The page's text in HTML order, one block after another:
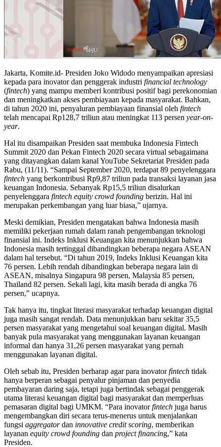
Jakarta, Komite.id- Presiden Joko Widodo menyampaikan apresiasi
kepada para inovator dan penggerak industri financial technology
(fintech) yang mampu memberi kontribusi positif bagi perekonomian
dan meningkatkan akses pembiayaan kepada masyarakat. Bahkan,
di tahun 2020 ini, penyaluran pembiayaan finansial oleh fintech
telah mencapai Rp128,7 triliun atau meningkat 113 persen year-on-
year.
Hal itu disampaikan Presiden saat membuka Indonesia Fintech
Summit 2020 dan Pekan Fintech 2020 secara virtual sebagaimana
yang ditayangkan dalam kanal YouTube Sekretariat Presiden pada
Rabu, (11/11). “Sampai September 2020, terdapat 89 penyelenggara
fintech yang berkontribusi Rp9,87 triliun pada transaksi layanan jasa
keuangan Indonesia. Sebanyak Rp15,5 triliun disalurkan
penyelenggara fintech equity crowd founding berizin. Hal ini
merupakan perkembangan yang luar biasa,” ujarnya.
Meski demikian, Presiden mengatakan bahwa Indonesia masih
memiliki pekerjaan rumah dalam ranah pengembangan teknologi
finansial ini. Indeks Inklusi Keuangan kita menunjukkan bahwa
Indonesia masih tertinggal dibandingkan beberapa negara ASEAN
dalam hal tersebut. “Di tahun 2019, Indeks Inklusi Keuangan kita
76 persen. Lebih rendah dibandingkan beberapa negara lain di
ASEAN, misalnya Singapura 98 persen, Malaysia 85 persen,
Thailand 82 persen. Sekali lagi, kita masih berada di angka 76
persen,” ucapnya.
Tak hanya itu, tingkat literasi masyarakat terhadap keuangan digital
juga masih sangat rendah. Data menunjukkan baru sekitar 35,5
persen masyarakat yang mengetahui soal keuangan digital. Masih
banyak pula masyarakat yang menggunakan layanan keuangan
informal dan hanya 31,26 persen masyarakat yang pernah
menggunakan layanan digital.
Oleh sebab itu, Presiden berharap agar para inovatorfintech tidak
hanya berperan sebagai penyalur pinjaman dan penyedia
pembayaran daring saja, tetapi juga bertindak sebagai penggerak
utama literasi keuangan digital bagi masyarakat dan memperluas
pemasaran digital bagi UMKM. “Para inovatorfintech juga harus
mengembangkan diri secara terus-menerus untuk menjalankan
fungsi aggregatordan innovative credit scoring, memberikan
layanan equity crowd founding dan project financing,” kata
Presiden.